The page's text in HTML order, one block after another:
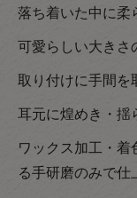
落ち着いた中に柔
可愛らしい大きさ
取り付けに手間を
耳元に煌めき・揺
ワックス加工・
る手研磨のみで仕